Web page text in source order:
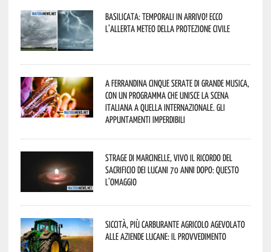
Basilicata: temporali in arrivo! Ecco
l’allerta meteo della Protezione civile
A Ferrandina cinque serate di grande musica,
con un programma che unisce la scena
italiana a quella internazionale. Gli
appuntamenti imperdibili
Strage di Marcinelle, vivo il ricordo del
sacrificio dei lucani 70 anni dopo: questo
l’omaggio
Siccità, più carburante agricolo agevolato
alle aziende lucane: il provvedimento